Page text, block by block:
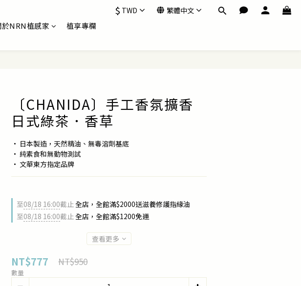
$ TWD 繁體中文
於NRN植感家 植享專欄
〔CHANIDA〕手工香氛擴香
日式綠茶．香草
• 日本製造，天然精油、無毒溶劑基底
• 純素食和無動物測試
• 文華東方指定品牌
至08/18 16:00截止全店，全館滿$2000送滋養修護指緣油
至08/18 16:00截止全店，全館滿$1200免運
查看更多
NT$777 NT$950
數量